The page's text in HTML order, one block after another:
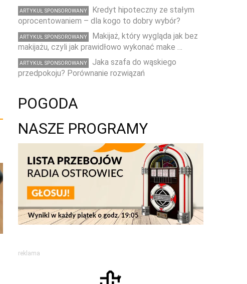
ARTYKUŁ SPONSOROWANY
Kredyt hipoteczny ze stałym
oprocentowaniem – dla kogo to dobry wybór?
ARTYKUŁ SPONSOROWANY
Makijaż, który wygląda jak bez
makijażu, czyli jak prawidłowo wykonać make …
ARTYKUŁ SPONSOROWANY
Jaka szafa do wąskiego
przedpokoju? Porównanie rozwiązań
POGODA
NASZE PROGRAMY
reklama